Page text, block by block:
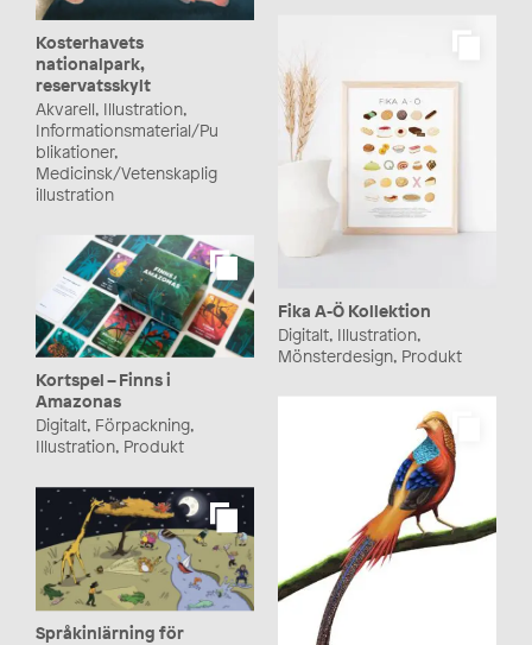
Kosterhavets
nationalpark,
reservatsskylt
Akvarell, Illustration,
Informationsmaterial/Pu
blikationer,
Medicinsk/Vetenskaplig
illustration
Fika A-Ö Kollektion
Digitalt, Illustration,
Mönsterdesign, Produkt
Kortspel – Finns i
Amazonas
Digitalt, Förpackning,
Illustration, Produkt
Språkinlärning för